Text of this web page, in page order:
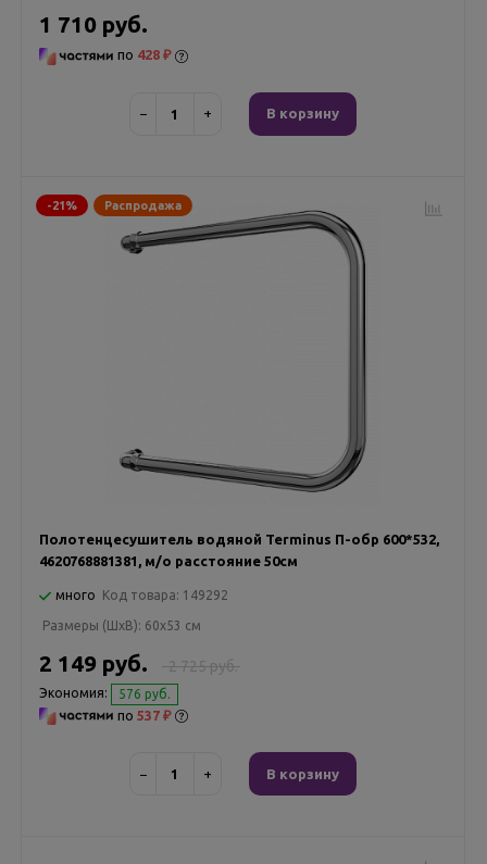
1 710 руб.
по 428 ₽
− + В корзину
-21% Распродажа
Полотенцесушитель водяной Terminus П-обр 600*532,
4620768881381, м/о расстояние 50см
много Код товара: 149292
Размеры (ШxВ): 60x53 см
2 725 руб.
2 149 руб.
Экономия: 576 руб.
по 537 ₽
− + В корзину